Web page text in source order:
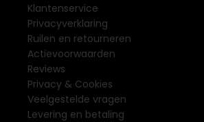
Klantenservice
Privacyverklaring
Ruilen en retourneren
Actievoorwaarden
Reviews
Privacy & Cookies
Veelgestelde vragen
Levering en betaling